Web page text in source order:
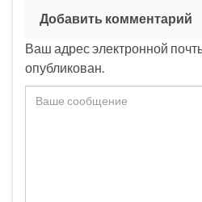
Добавить комментарий
Ваш адрес электронной
опубликован.